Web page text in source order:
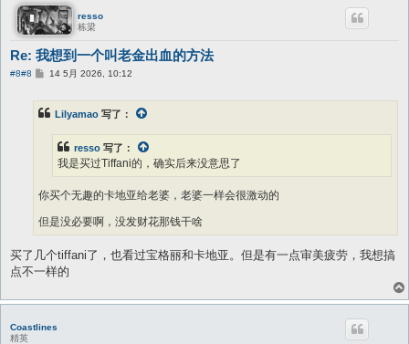
resso
栋梁
Re: 我想到一个叫老金出血的方法
#8#8
帖14 5月 2026, 10:12
Lilyamao 写了：
resso 写了：
我是买过Tiffani的，确实后来没意思了
你买个无趣的卡地亚给老婆，老婆一样会很激动的
但是没必要啊，没发财花那钱干啥
买了几个tiffani了，也看过宝格丽和卡地亚。但是有一点审美疲劳，我想搞
点不一样的
Coastlines
精英